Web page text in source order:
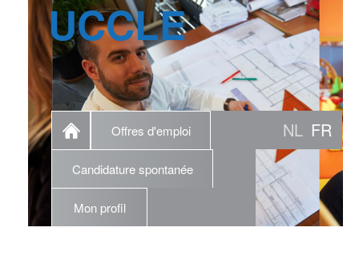
UCCLE
Offres d'emploi
Candidature spontanée
Mon profil
NL FR